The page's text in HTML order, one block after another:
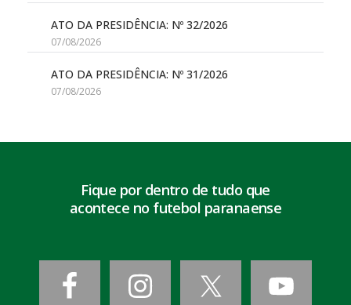
ATO DA PRESIDÊNCIA: Nº 32/2026
07/08/2026
ATO DA PRESIDÊNCIA: Nº 31/2026
07/08/2026
Fique por dentro de tudo que
acontece no futebol paranaense